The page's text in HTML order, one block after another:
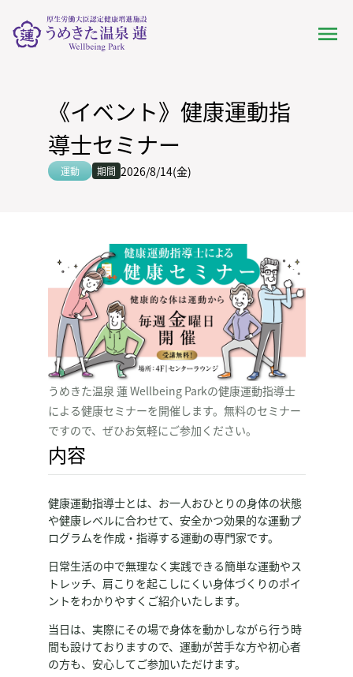
《イベント》健康運動指
導士セミナー
運動 期間 2026/8/14(金)
うめきた温泉 蓮 Wellbeing Parkの健康運動指導士
による健康セミナーを開催します。無料のセミナー
ですので、ぜひお気軽にご参加ください。
内容
健康運動指導士とは、お一人おひとりの身体の状態
や健康レベルに合わせて、安全かつ効果的な運動プ
ログラムを作成・指導する運動の専門家です。
日常生活の中で無理なく実践できる簡単な運動やス
トレッチ、肩こりを起こしにくい身体づくりのポイ
ントをわかりやすくご紹介いたします。
当日は、実際にその場で身体を動かしながら行う時
間も設けておりますので、運動が苦手な方や初心者
の方も、安心してご参加いただけます。